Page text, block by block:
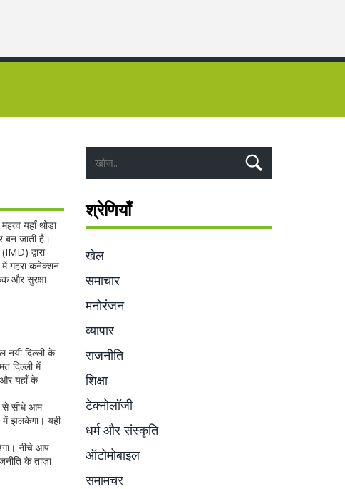
यहाँ थोड़ा
बन जाती है।
द्वारा
में गहरा कनेक्शन
और सुरक्षा
नयी दिल्ली के
दिल्ली में
और यहाँ के
से सीधे आम
में झलकेगा। यही
नीचे आप
के ताज़ा
श्रेणियाँ
खेल
समाचार
मनोरंजन
व्यापार
राजनीति
शिक्षा
टेक्नोलॉजी
धर्म और संस्कृति
ऑटोमोबाइल
समामचर